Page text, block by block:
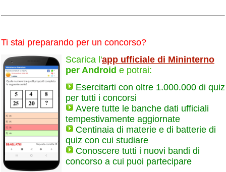
Ti stai preparando per un concorso?
Scarica l'app ufficiale di Mininterno
per Android e potrai:
Esercitarti con oltre 1.000.000 di quiz
per tutti i concorsi
Avere tutte le banche dati ufficiali
tempestivamente aggiornate
Centinaia di materie e di batterie di
quiz con cui studiare
Conoscere tutti i nuovi bandi di
concorso a cui puoi partecipare